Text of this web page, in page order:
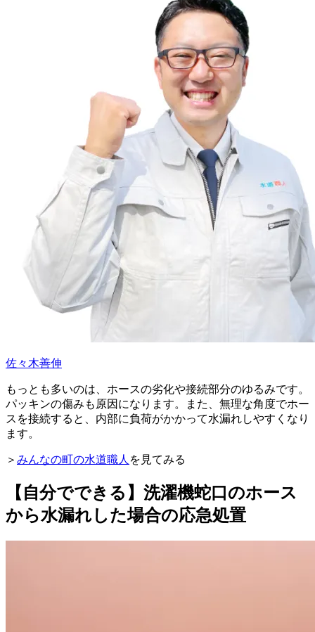
佐々木善伸
もっとも多いのは、ホースの劣化や接続部分のゆるみです。
パッキンの傷みも原因になります。また、無理な角度でホー
スを接続すると、内部に負荷がかかって水漏れしやすくなり
ます。
＞ みんなの町の水道職人 を見てみる
【自分でできる】洗濯機蛇口のホース
から水漏れした場合の応急処置